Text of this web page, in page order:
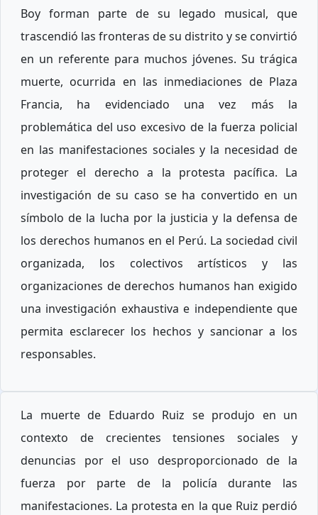
Boy forman parte de su legado musical, que
trascendió las fronteras de su distrito y se convirtió
en un referente para muchos jóvenes. Su trágica
muerte, ocurrida en las inmediaciones de Plaza
Francia, ha evidenciado una vez más la
problemática del uso excesivo de la fuerza policial
en las manifestaciones sociales y la necesidad de
proteger el derecho a la protesta pacífica. La
investigación de su caso se ha convertido en un
símbolo de la lucha por la justicia y la defensa de
los derechos humanos en el Perú. La sociedad civil
organizada, los colectivos artísticos y las
organizaciones de derechos humanos han exigido
una investigación exhaustiva e independiente que
permita esclarecer los hechos y sancionar a los
responsables.
La muerte de Eduardo Ruiz se produjo en un
contexto de crecientes tensiones sociales y
denuncias por el uso desproporcionado de la
fuerza por parte de la policía durante las
manifestaciones. La protesta en la que Ruiz perdió